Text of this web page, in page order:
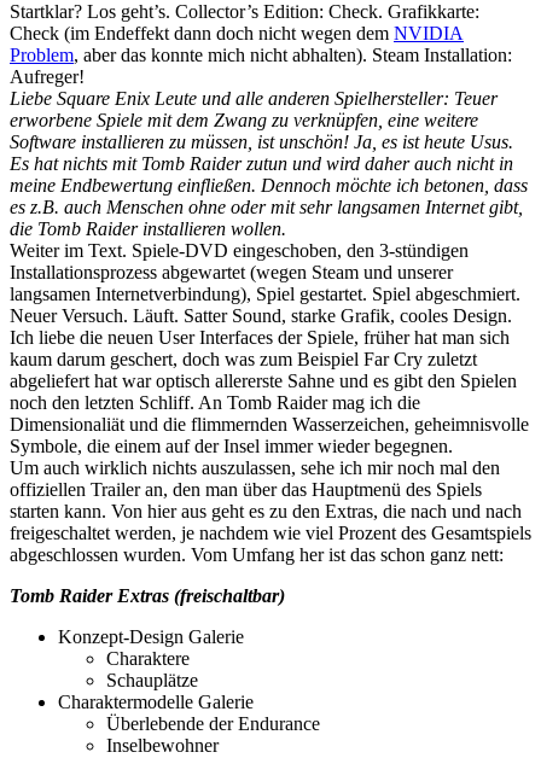
Startklar? Los geht’s. Collector’s Edition: Check. Grafikkarte:
Check (im Endeffekt dann doch nicht wegen dem NVIDIA
Problem, aber das konnte mich nicht abhalten). Steam Installation:
Aufreger!
Liebe Square Enix Leute und alle anderen Spielhersteller: Teuer
erworbene Spiele mit dem Zwang zu verknüpfen, eine weitere
Software installieren zu müssen, ist unschön! Ja, es ist heute Usus.
Es hat nichts mit Tomb Raider zutun und wird daher auch nicht in
meine Endbewertung einfließen. Dennoch möchte ich betonen, dass
es z.B. auch Menschen ohne oder mit sehr langsamen Internet gibt,
die Tomb Raider installieren wollen.
Weiter im Text. Spiele-DVD eingeschoben, den 3-stündigen
Installationsprozess abgewartet (wegen Steam und unserer
langsamen Internetverbindung), Spiel gestartet. Spiel abgeschmiert.
Neuer Versuch. Läuft. Satter Sound, starke Grafik, cooles Design.
Ich liebe die neuen User Interfaces der Spiele, früher hat man sich
kaum darum geschert, doch was zum Beispiel Far Cry zuletzt
abgeliefert hat war optisch allererste Sahne und es gibt den Spielen
noch den letzten Schliff. An Tomb Raider mag ich die
Dimensionaliät und die flimmernden Wasserzeichen, geheimnisvolle
Symbole, die einem auf der Insel immer wieder begegnen.
Um auch wirklich nichts auszulassen, sehe ich mir noch mal den
offiziellen Trailer an, den man über das Hauptmenü des Spiels
starten kann. Von hier aus geht es zu den Extras, die nach und nach
freigeschaltet werden, je nachdem wie viel Prozent des Gesamtspiels
abgeschlossen wurden. Vom Umfang her ist das schon ganz nett:
Tomb Raider Extras (freischaltbar)
Konzept-Design Galerie
Charaktere
Schauplätze
Charaktermodelle Galerie
Überlebende der Endurance
Inselbewohner